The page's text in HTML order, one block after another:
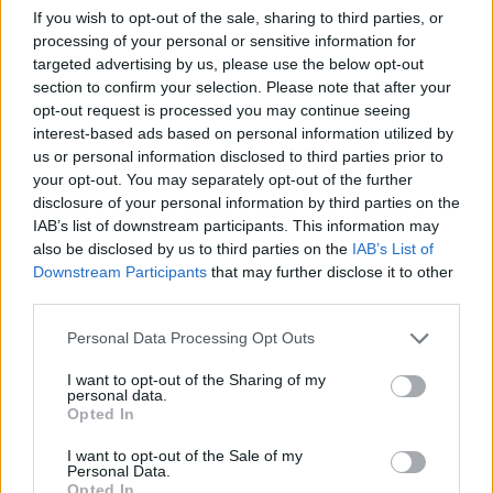
If you wish to opt-out of the sale, sharing to third parties, or
processing of your personal or sensitive information for
targeted advertising by us, please use the below opt-out
section to confirm your selection. Please note that after your
opt-out request is processed you may continue seeing
interest-based ads based on personal information utilized by
us or personal information disclosed to third parties prior to
your opt-out. You may separately opt-out of the further
disclosure of your personal information by third parties on the
IAB’s list of downstream participants. This information may
also be disclosed by us to third parties on the IAB’s List of
Downstream Participants that may further disclose it to other
Personal Data Processing Opt Outs
I want to opt-out of the Sharing of my
personal data.
Opted In
I want to opt-out of the Sale of my
Personal Data.
Opted In
14:01
Άντριου: Μυστικό σχέδιο για βασιλική κηδεία όταν
πεθάνει, παρά την αποκαθήλωση
13:53
Σε ετοιμότητα η πυροσβεστική στη Λέσβο
13:45
Κρήτη: Και την Δευτέρα (10/08) πολύ υψηλός ο κίνδυνος
πυρκαγιάς
13:38